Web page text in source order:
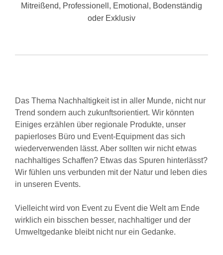
Mitreißend, Professionell, Emotional, Bodenständig
oder Exklusiv
Das Thema Nachhaltigkeit ist in aller Munde, nicht nur
Trend sondern auch zukunftsorientiert. Wir könnten
Einiges erzählen über regionale Produkte, unser
papierloses Büro und Event-Equipment das sich
wiederverwenden lässt. Aber sollten wir nicht etwas
nachhaltiges Schaffen? Etwas das Spuren hinterlässt?
Wir fühlen uns verbunden mit der Natur und leben dies
in unseren Events.
Vielleicht wird von Event zu Event die Welt am Ende
wirklich ein bisschen besser, nachhaltiger und der
Umweltgedanke bleibt nicht nur ein Gedanke.